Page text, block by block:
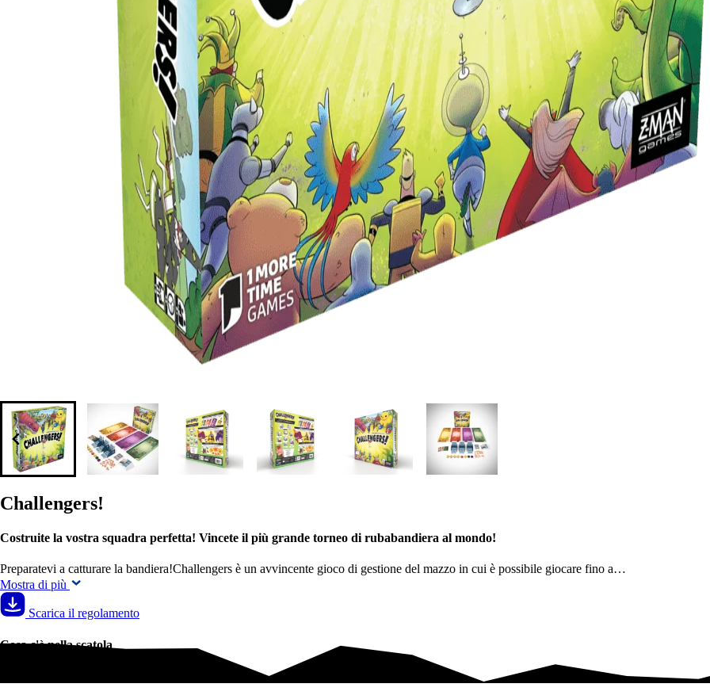
Challengers!
Costruite la vostra squadra perfetta! Vincete il più grande torneo di rubabandiera al mondo!
Preparatevi a catturare la bandiera!Challengers è un avvincente gioco di gestione del mazzo in cui è possibile giocare fino a…
Mostra di più
Scarica il regolamento
Cosa c'è nella scatola